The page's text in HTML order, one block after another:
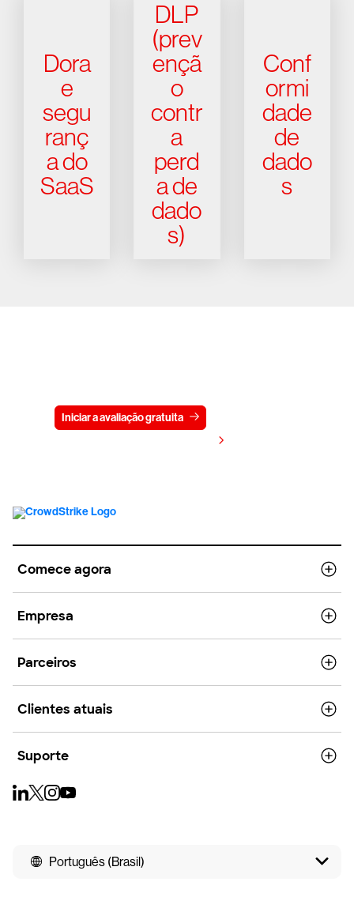
Dora
e
segu
ranç
a do
SaaS
DLP
(prev
ençã
o
contr
a
perd
a de
dado
s)
Conf
ormi
dade
de
dado
s
Iniciar a avaliação gratuita
Comece agora
Empresa
Parceiros
Clientes atuais
Suporte
Português (Brasil)